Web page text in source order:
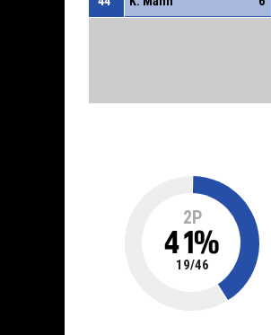
2P
41%
19/46